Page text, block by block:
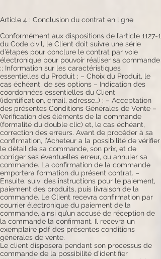
Article 4 : Conclusion du contrat en ligne
Conformément aux dispositions de l’article 1127-1
du Code civil, le Client doit suivre une série
d’étapes pour conclure le contrat par voie
électronique pour pouvoir réaliser sa commande
:; Information sur les caractéristiques
essentielles du Produit ; – Choix du Produit, le
cas échéant, de ses options – Indication des
coordonnées essentielles du Client
(identification, email, adresse…) ; – Acceptation
des présentes Conditions Générales de Vente –
Vérification des éléments de la commande
(formalité du double clic) et, le cas échéant,
correction des erreurs. Avant de procéder à sa
confirmation, l’Acheteur a la possibilité de vérifier
le détail de sa commande, son prix, et de
corriger ses éventuelles erreur, ou annuler sa
commande. La confirmation de la commande
emportera formation du présent contrat. –
Ensuite, suivi des instructions pour le paiement,
paiement des produits, puis livraison de la
commande. Le Client recevra confirmation par
courrier électronique du paiement de la
commande, ainsi qu’un accusé de réception de
la commande la confirmant. Il recevra un
exemplaire pdf des présentes conditions
générales de vente.
Le client disposera pendant son processus de
commande de la possibilité d’identifier